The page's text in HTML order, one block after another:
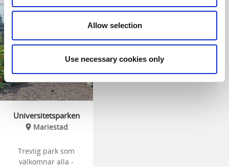
Allow selection
Use necessary cookies only
Universitetsparken
Mariestad
Trevlig park som
välkomnar alla -